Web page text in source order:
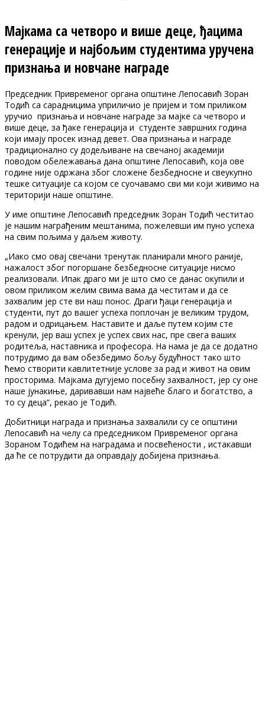
Мајкама са четворо и више деце, ђацима
генерације и најбољим студентима уручена
признања и новчане награде
Председник Привременог органа општине Лепосавић Зоран
Тодић са сарадницима уприличио је пријем и том приликом
уручио признања и новчане награде за мајке са четворо и
више деце, за ђаке генерација и студенте завршних година
који имају просек изнад девет. Ова признања и награде
традиционално су додељиване на свечаној академији
поводом обележавања дана општине Лепосавић, која ове
године није одржана због сложене безбедносне и свеукупно
тешке ситуације са којом се суочавамо сви ми који живимо на
територији наше општине.
У име општине Лепосавић председник Зоран Тодић честитао
је нашим награђеним мештанима, пожелевши им пуно успеха
на свим пољима у даљем животу.
„Иако смо овај свечани тренутак планирали много раније,
нажалост због погоршане безбедносне ситуације нисмо
реализовали. Ипак драго ми је што смо се данас окупили и
овом приликом желим свима вама да честитам и да се
захвалим јер сте ви наш понос. Драги ђаци генерација и
студенти, пут до вашег успеха поплочан је великим трудом,
радом и одрицањем. Наставите и даље путем којим сте
кренули, јер ваш успех је успех свих нас, пре свега ваших
родитеља, наставника и професора. На нама је да се додатно
потрудимо да вам обезбедимо бољу будућност тако што
ћемо створити кавлитетније услове за рад и живот на овим
просторима. Мајкама дугујемо посебну захвалност, јер су оне
наше јунакиње, даривавши нам највеће благо и богатство, а
то су деца“, рекао је Тодић.
Добитници награда и признања захвалили су се општини
Лепосавић на челу са председником Привременог органа
Зораном Тодићем на наградама и посвећености , истакавши
да ће се потрудити да оправдају добијена признања.